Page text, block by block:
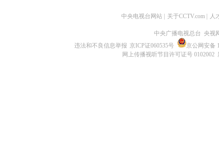
中央电视台网站 关于CCTV.com 人
中央广播电视总台 央视
违法和不良信息举报 京ICP证060535号
京公网安备
网上传播视听节目许可证号 0102002